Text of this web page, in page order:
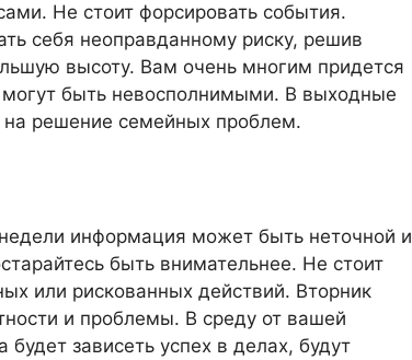
Не стоит форсировать события.
себя неоправданному риску, решив
высоту. Вам очень многим придется
могут быть невосполнимыми. В выходные
решение семейных проблем.
информация может быть неточной и
быть внимательнее. Не стоит
или рискованных действий. Вторник
и проблемы. В среду от вашей
будет зависеть успех в делах, будут